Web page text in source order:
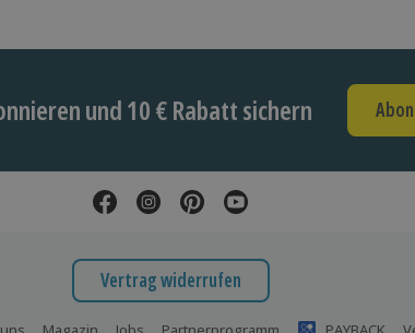
und 10 € Rabatt sichern
Vertrag widerrufen